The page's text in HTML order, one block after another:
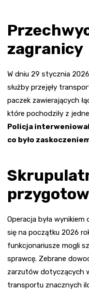
zagranicy
W dniu 29 stycznia
służby przejęły
paczek zawierających
które pochodziły z
Policja
co było
Operacja była
się na początku 2026
funkcjonariusze mogli
sprawcę. Zebrane
zarzutów dotyczących
transportu znacznych